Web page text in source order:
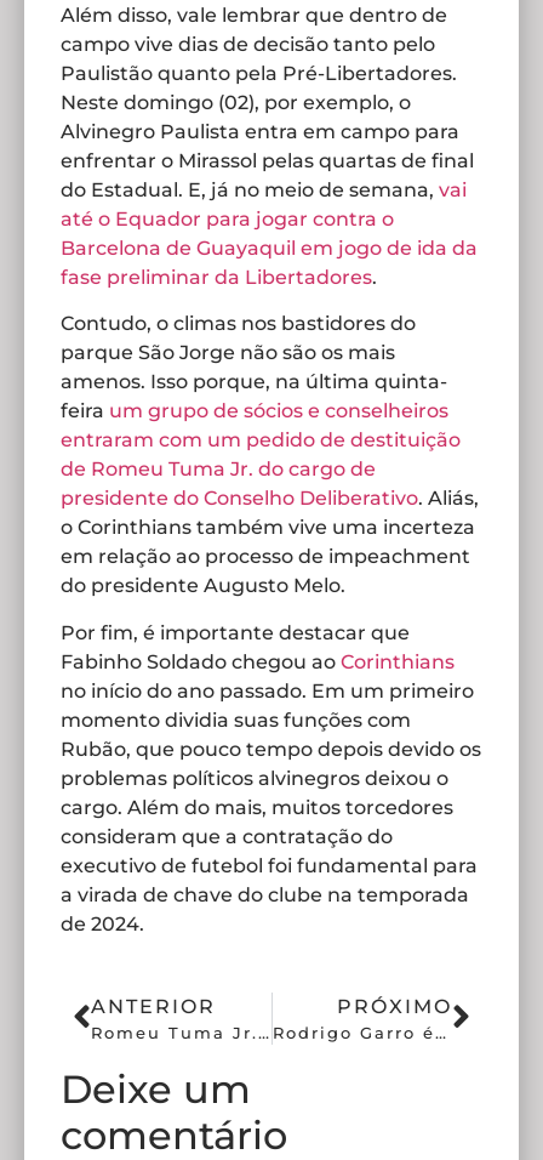
Além disso, vale lembrar que dentro de
campo vive dias de decisão tanto pelo
Paulistão quanto pela Pré-Libertadores.
Neste domingo (02), por exemplo, o
Alvinegro Paulista entra em campo para
enfrentar o Mirassol pelas quartas de final
do Estadual. E, já no meio de semana, vai
até o Equador para jogar contra o
Barcelona de Guayaquil em jogo de ida da
fase preliminar da Libertadores.
Contudo, o climas nos bastidores do
parque São Jorge não são os mais
amenos. Isso porque, na última quinta-
feira um grupo de sócios e conselheiros
entraram com um pedido de destituição
de Romeu Tuma Jr. do cargo de
presidente do Conselho Deliberativo. Aliás,
o Corinthians também vive uma incerteza
em relação ao processo de impeachment
do presidente Augusto Melo.
Por fim, é importante destacar que
Fabinho Soldado chegou ao Corinthians
no início do ano passado. Em um primeiro
momento dividia suas funções com
Rubão, que pouco tempo depois devido os
problemas políticos alvinegros deixou o
cargo. Além do mais, muitos torcedores
consideram que a contratação do
executivo de futebol foi fundamental para
a virada de chave do clube na temporada
de 2024.
ANTERIOR
Romeu Tuma Jr. se pronuncia após pedido de destituição
PRÓXIMO
Rodrigo Garro é dúvida para confronto contra o Mirassol
Deixe um
comentário